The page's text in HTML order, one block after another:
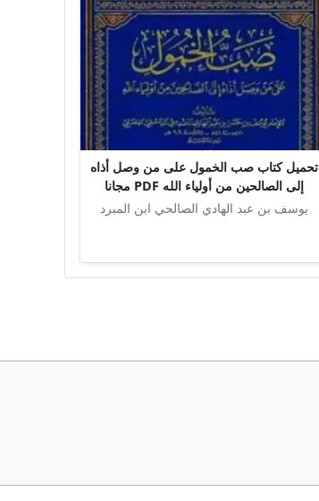
تحميل كتاب صب الخمول على من وصل أذاه
إلى الصالحين من أولياء الله PDF مجانا
يوسف بن عبد الهادي الصالحي ابن المبرد